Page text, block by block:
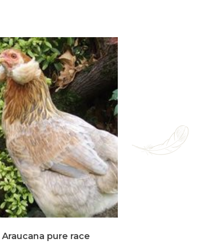
Araucana pure race